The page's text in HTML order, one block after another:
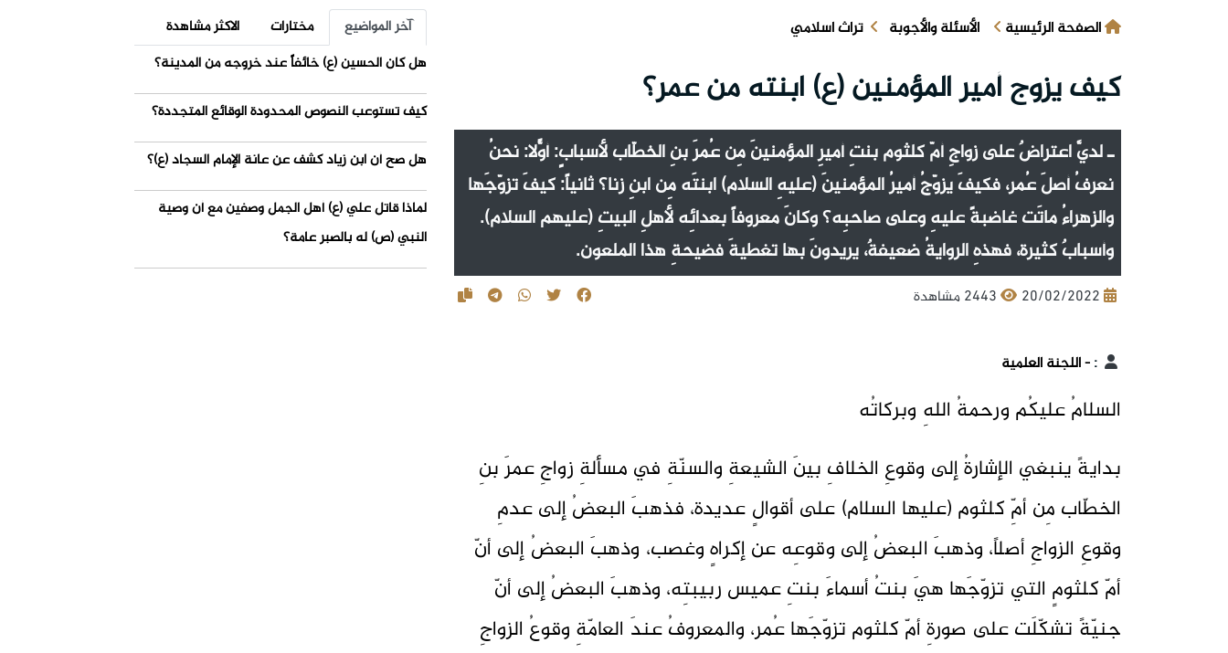
الصفحة الرئيسية الأسئلة والأجوبة تراث اسلامي
كيف يزوج أمير المؤمنين (ع) ابنته من عمر؟
ـ لديَّ اعتراضٌ على زواجِ أمّ كلثوم بنتِ أميرِ المؤمنينَ مِن عُمرَ بنِ الخطّاب لأسبابٍ: أوّلاً: نحنُ
نعرفُ أصلَ عُمر، فكيفَ يزوّجُ أميرُ المؤمنينَ (عليهِ السلام) ابنتَه مِن ابنِ زنا؟ ثانياً: كيفَ تزوّجَها
والزهراءُ ماتَت غاضبةً عليهِ وعلى صاحبِه؟ وكانَ معروفاً بعدائِه لأهلِ البيتِ (عليهم السلام).
وأسبابٌ كثيرة، فهذهِ الروايةُ ضعيفةٌ، يريدونَ بها تغطيةَ فضيحةِ هذا الملعون.
20/02/2022 2443 مشاهدة
:- اللجنة العلمية
السلامُ عليكُم ورحمةُ اللهِ وبركاتُه
بدايةً ينبغي الإشارةُ إلى وقوعِ الخلافِ بينَ الشيعةِ والسنّةِ في مسألةِ زواجِ عمرَ بنِ
الخطّاب مِن أمِّ كلثوم (عليها السلام) على أقوالٍ عديدة، فذهبَ البعضُ إلى عدمِ
وقوعِ الزواجِ أصلاً، وذهبَ البعضُ إلى وقوعِه عن إكراهٍ وغصب، وذهبَ البعضُ إلى أنّ
أمّ كلثومٍ التي تزوّجَها هيَ بنتُ أسماءَ بنتِ عميس ربيبتِه، وذهبَ البعضُ إلى أنّ
جنيّةً تشكّلَت على صورةِ أمّ كلثوم تزوّجَها عُمر، والمعروفُ عندَ العامّةِ وقوعُ الزواجِ
آخر المواضيع مختارات
الاكثر مشاهدة
هل كان الحسين (ع) خائفاً عند خروجه من المدينة؟
كيف تستوعب النصوص المحدودة الوقائع المتجددة؟
هل صح أن ابن زياد كشف عن عانة الإمام السجاد (ع)؟
لماذا قاتل علي (ع) أهل الجمل وصفين مع أن وصية
النبي (ص) له بالصبر عامة؟